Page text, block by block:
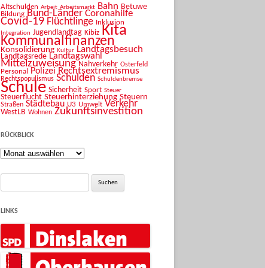
Altschulden Arbeit Arbeitsmarkt Bahn Betuwe
Bildung Bund-Länder Coronahilfe
Covid-19 Flüchtlinge Inklusion
Integration Jugendlandtag Kibiz Kita
Kommunalfinanzen
Konsolidierung Kultur Landtagsbesuch
Landtagsrede Landtagswahl
Mittelzuweisung Nahverkehr Osterfeld
Personal Polizei Rechtsextremismus
Rechtspopulismus Schulden Schuldenbremse
Schule Sicherheit Sport Steuer
Steuerflucht Steuerhinterziehung Steuern
Straßen Städtebau U3 Umwelt Verkehr
WestLB Wohnen Zukunftsinvestition
RÜCKBLICK
Rückblick
Suche
LINKS